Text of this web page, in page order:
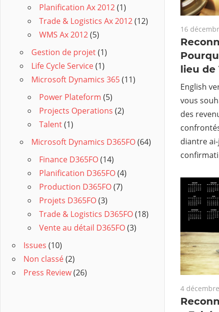
16
lieu de
English
vous
des
diantre
4
Planification Ax 2012(1)
Trade & Logistics Ax 2012(12)
WMS Ax 2012(5)
Gestion de projet(1)
Life Cycle Service(1)
Microsoft Dynamics 365(11)
Power Plateform (5)
Projects Operations (2)
Talent(1)
Microsoft Dynamics D365FO(64)
Finance D365FO(14)
Planification D365FO(4)
Production D365FO(7)
Projets D365FO(3)
Trade & Logistics D365FO(18)
Vente au détail D365FO(3)
Issues (10)
Non classé(2)
Press Review(26)